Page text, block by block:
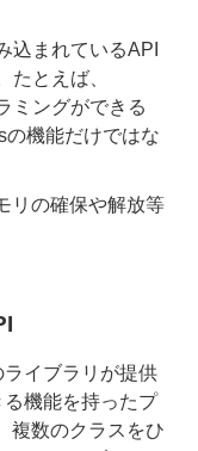
込まれているAPI
たとえば、
ミングができる
機能だけではな
リの確保や解放等
イブラリが提供
機能を持ったプ
複数のクラスをひ